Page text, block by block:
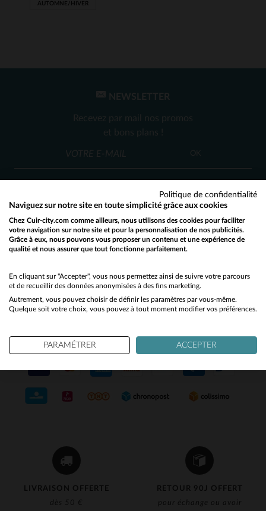
TAILLES DISPONIBLES
42
AUTOMNE/HIVER
LIVRAISON OFFERTE
dès 50 €
RETOUR 90J OFFERT
pour échange ou avoir
NEWSLETTER
Recevez par mail nos promos
et bons plans !
OK
SERVICE CLIENT
Nos conseillers sont à votre écoute
du lundi au vendredi de 10h à 12h30
et de 13h30 à 18h.
NOS PARTENAIRES DE CONFIANCE
Would you like to be redirected to our English site?
No
Yes
Politique de confidentialité
Naviguez sur notre site en toute simplicité grâce aux cookies
Chez Cuir-city.com comme ailleurs, nous utilisons des cookies pour faciliter
votre navigation sur notre site et pour la personnalisation de nos publicités.
Grâce à eux, nous pouvons vous proposer un contenu et une expérience de
qualité et nous assurer que tout fonctionne parfaitement.
En cliquant sur "Accepter", vous nous permettez ainsi de suivre votre parcours
et de recueillir des données anonymisées à des fins marketing.
Autrement, vous pouvez choisir de définir les paramètres par vous-même.
Quelque soit votre choix, vous pouvez à tout moment modifier vos préférences.
PARAMÉTRER ACCEPTER